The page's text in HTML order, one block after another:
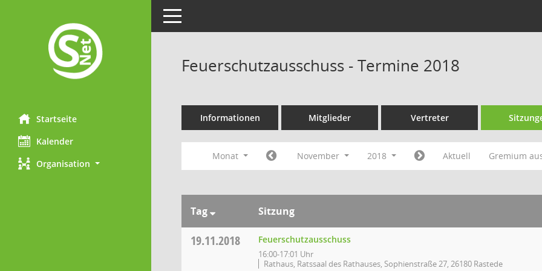
Startseite
Kalender
Organisation
Toggle navigation
Feuerschutzausschuss - Termine 2018
Informationen Mitglieder Vertreter
Monat November 2018 Aktuell Gremium
Tag Sitzung
19.11.2018 Feuerschutzausschuss
16:00-17:01 Uhr
Rathaus, Ratssaal des Rathauses, Sophienstraße 27, 26180 Rastede